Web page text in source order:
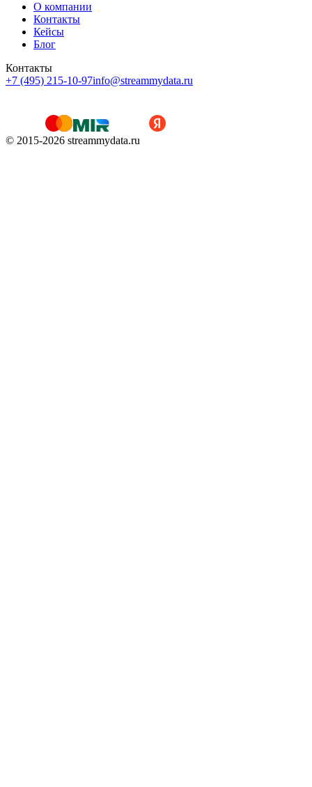
О компании
Контакты
Кейсы
Блог
Контакты
+7 (495) 215-10-97info@streammydata.ru
© 2015-2026 streammydata.ru